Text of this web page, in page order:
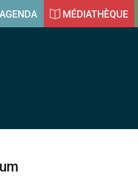
AGENDA MÉDIATHÈQUE